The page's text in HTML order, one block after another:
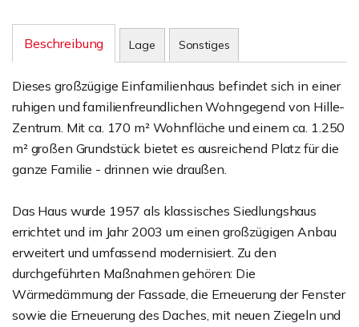
Beschreibung Lage Sonstiges
Dieses großzügige Einfamilienhaus befindet sich in einer
ruhigen und familienfreundlichen Wohngegend von Hille-
Zentrum. Mit ca. 170 m² Wohnfläche und einem ca. 1.250
m² großen Grundstück bietet es ausreichend Platz für die
ganze Familie - drinnen wie draußen.
Das Haus wurde 1957 als klassisches Siedlungshaus
errichtet und im Jahr 2003 um einen großzügigen Anbau
erweitert und umfassend modernisiert. Zu den
durchgeführten Maßnahmen gehören: Die
Wärmedämmung der Fassade, die Erneuerung der Fenster
sowie die Erneuerung des Daches, mit neuen Ziegeln und